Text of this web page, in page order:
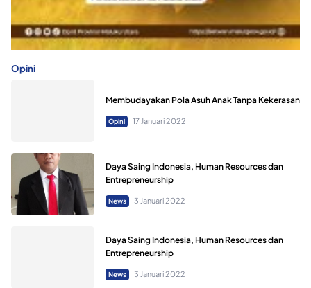
Opini
Membudayakan Pola Asuh Anak Tanpa Kekerasan
Opini 17 Januari 2022
Daya Saing Indonesia, Human Resources dan
Entrepreneurship
News 3 Januari 2022
Daya Saing Indonesia, Human Resources dan
Entrepreneurship
News 3 Januari 2022